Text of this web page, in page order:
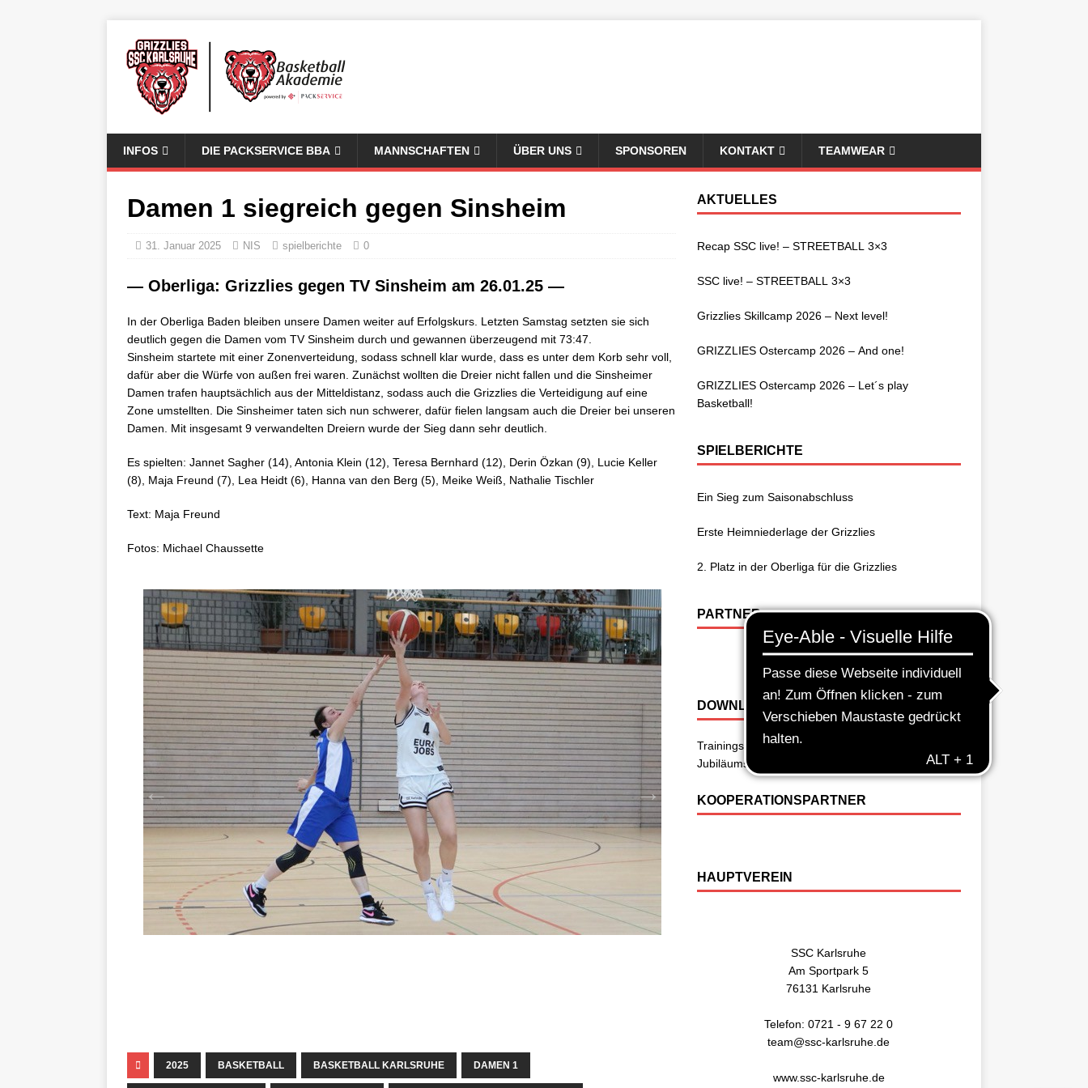
INFOS DIE PACKSERVICE BBA MANNSCHAFTEN ÜBER UNS SPONSOREN KONTAKT TEAMWEAR
Damen 1 siegreich gegen Sinsheim
31. Januar 2025 NIS spielberichte 0
— Oberliga: Grizzlies gegen TV Sinsheim am 26.01.25 —
In der Oberliga Baden bleiben unsere Damen weiter auf Erfolgskurs. Letzten Samstag setzten sie sich
deutlich gegen die Damen vom TV Sinsheim durch und gewannen überzeugend mit 73:47.
Sinsheim startete mit einer Zonenverteidung, sodass schnell klar wurde, dass es unter dem Korb sehr voll,
dafür aber die Würfe von außen frei waren. Zunächst wollten die Dreier nicht fallen und die Sinsheimer
Damen trafen hauptsächlich aus der Mitteldistanz, sodass auch die Grizzlies die Verteidigung auf eine
Zone umstellten. Die Sinsheimer taten sich nun schwerer, dafür fielen langsam auch die Dreier bei unseren
Damen. Mit insgesamt 9 verwandelten Dreiern wurde der Sieg dann sehr deutlich.
Es spielten: Jannet Sagher (14), Antonia Klein (12), Teresa Bernhard (12), Derin Özkan (9), Lucie Keller
(8), Maja Freund (7), Lea Heidt (6), Hanna van den Berg (5), Meike Weiß, Nathalie Tischler
Text: Maja Freund
Fotos: Michael Chaussette
2025 BASKETBALL BASKETBALL KARLSRUHE DAMEN 1
AKTUELLES
Recap SSC live! – STREETBALL 3×3
SSC live! – STREETBALL 3×3
Grizzlies Skillcamp 2026 – Next level!
GRIZZLIES Ostercamp 2026 – And one!
GRIZZLIES Ostercamp 2026 – Let´s play
Basketball!
SPIELBERICHTE
Ein Sieg zum Saisonabschluss
Erste Heimniederlage der Grizzlies
2. Platz in der Oberliga für die Grizzlies
PARTNER
DOWNLOADS
Trainingszeiten
Jubiläumsbroschüre 50 Jahre SSC Basketball
KOOPERATIONSPARTNER
HAUPTVEREIN
SSC Karlsruhe
Am Sportpark 5
76131 Karlsruhe
Telefon: 0721 - 9 67 22 0
team@ssc-karlsruhe.de
www.ssc-karlsruhe.de